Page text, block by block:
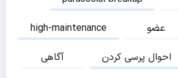
high-maintenance
عضو
آگاهی
احوال پرسی کردن